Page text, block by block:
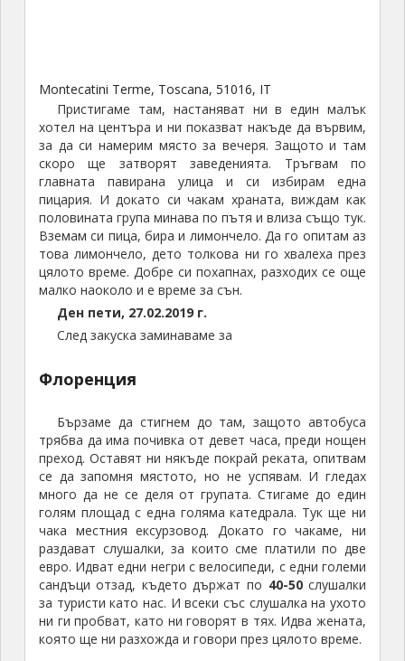
Montecatini Terme, Toscana, 51016, IT
Пристигаме там, настаняват ни в един малък
хотел на центъра и ни показват накъде да вървим,
за да си намерим място за вечеря. Защото и там
скоро ще затворят заведенията. Тръгвам по
главната павирана улица и си избирам една
пицария. И докато си чакам храната, виждам как
половината група минава по пътя и влиза също тук.
Вземам си пица, бира и лимончело. Да го опитам аз
това лимончело, дето толкова ни го хвалеха през
цялото време. Добре си похапнах, разходих се още
малко наоколо и е време за сън.
Ден пети, 27.02.2019 г.
След закуска заминаваме за
Флоренция
Бързаме да стигнем до там, защото автобуса
трябва да има почивка от девет часа, преди нощен
преход. Оставят ни някъде покрай реката, опитвам
се да запомня мястото, но не успявам. И гледах
много да не се деля от групата. Стигаме до един
голям площад с една голяма катедрала. Тук ще ни
чака местния ексурзовод. Докато го чакаме, ни
раздават слушалки, за които сме платили по две
евро. Идват едни негри с велосипеди, с едни големи
сандъци отзад, където държат по 40-50слушалки
за туристи като нас. И всеки със слушалка на ухото
ни ги пробват, като ни говорят в тях. Идва жената,
която ще ни разхожда и говори през цялото време.